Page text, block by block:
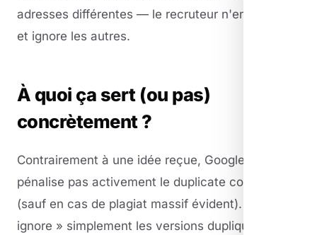
adresses différentes — le recruteur n'en lit qu'un,
et ignore les autres.
À quoi ça sert (ou pas)
concrètement ?
Contrairement à une idée reçue, Google ne
pénalise pas activement le duplicate content
(sauf en cas de plagiat massif évident). Il «
ignore » simplement les versions dupliquées en